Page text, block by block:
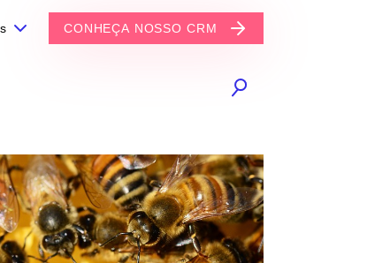
CONHEÇA NOSSO CRM